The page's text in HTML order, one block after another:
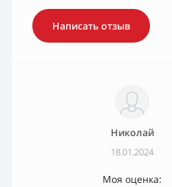
Написать отзыв
Николай
18.01.2024
Моя оценка: